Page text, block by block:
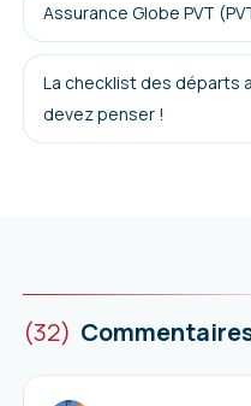
Assurance Globe PVT
La checklist des départs
devez penser !
(32)